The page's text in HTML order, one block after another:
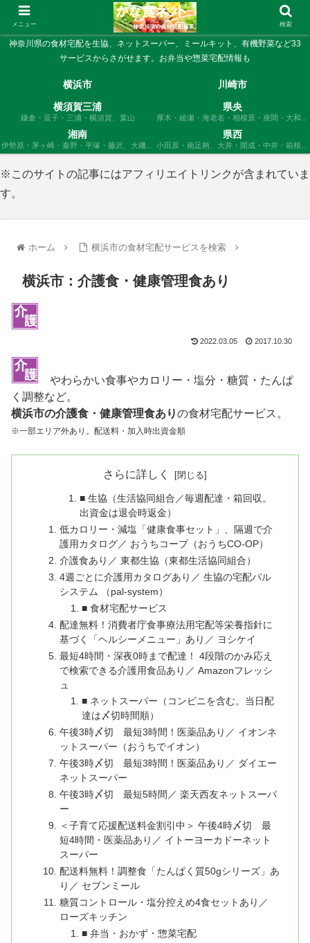
神奈川県の食材宅配を生協、ネットスーパー、ミールキット、有機野菜など33
サービスからさがせます。お弁当や惣菜宅配情報も
横浜市
川崎市
横須賀三浦
鎌倉・逗子・三浦・横須賀、葉山
県央
厚木・綾瀬・海老名・相模原・座間・大和、
愛川、清川
湘南
伊勢原・茅ヶ崎・秦野・平塚・藤沢、大磯・
寒川・二宮
県西
小田原・南足柄、大井・開成・中井・箱根・
松田・真鶴・山北・湯河原
※このサイトの記事にはアフィリエイトリンクが含まれていま
す。
ホーム 横浜市の食材宅配サービスを検索
横浜市：介護食・健康管理食あり
2022.03.05 2017.10.30
やわらかい食事やカロリー・塩分・糖質・たんぱ
く調整など。
横浜市の介護食・健康管理食ありの食材宅配サービス。
※一部エリア外あり。配送料・加入時出資金順
さらに詳しく
■ 生協（生活協同組合／毎週配達・箱回収。
出資金は退会時返金）
低カロリー・減塩「健康食事セット」、隔週で介
護用カタログ／ おうちコープ（おうちCO-OP）
介護食あり／ 東都生協（東都生活協同組合）
4週ごとに介護用カタログあり／ 生協の宅配パル
システム （pal-system）
■ 食材宅配サービス
配達無料！消費者庁食事療法用宅配等栄養指針に
基づく「ヘルシーメニュー」あり／ ヨシケイ
最短4時間・深夜0時まで配達！ 4段階のかみ応え
で検索できる介護用食品あり／ Amazonフレッシ
ュ
■ ネットスーパー（コンビニを含む。当日配
達は〆切時間順）
午後3時〆切 最短3時間！医薬品あり／ イオンネ
ットスーパー（おうちでイオン）
午後3時〆切 最短3時間！医薬品あり／ ダイエー
ネットスーパー
午後3時〆切 最短5時間／ 楽天西友ネットスーパ
ー
＜子育て応援配送料金割引中＞ 午後4時〆切 最
短4時間・医薬品あり／ イトーヨーカドーネット
スーパー
配送料無料！調整食「たんぱく質50gシリーズ」あ
り／ セブンミール
糖質コントロール・塩分控えめ4食セットあり／
ローズキッチン
■ 弁当・おかず・惣菜宅配
メニュー 検索